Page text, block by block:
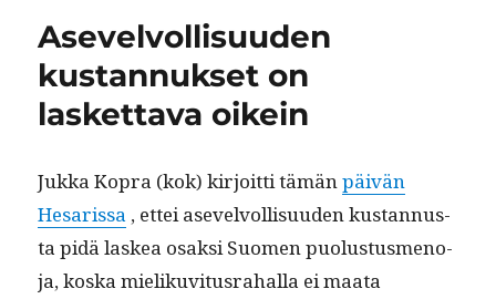
Asevelvollisuuden
kustannukset on
laskettava oikein
Juk­ka Kopra (kok) kir­joit­ti tämänpäivän
Hesaris­sa , ettei asevelvol­lisu­u­den kus­tan­nus­
ta pidä laskea osak­si Suomen puo­lus­tus­meno­
ja, kos­ka mieliku­vi­tus­ra­hal­la ei maa­ta